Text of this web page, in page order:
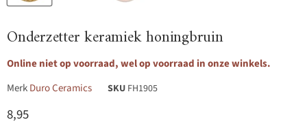
Onderzetter keramiek honingbruin
Online niet op voorraad, wel op voorraad in onze winkels.
MerkDuro Ceramics SKU FH1905
Huidige prijs
8,95